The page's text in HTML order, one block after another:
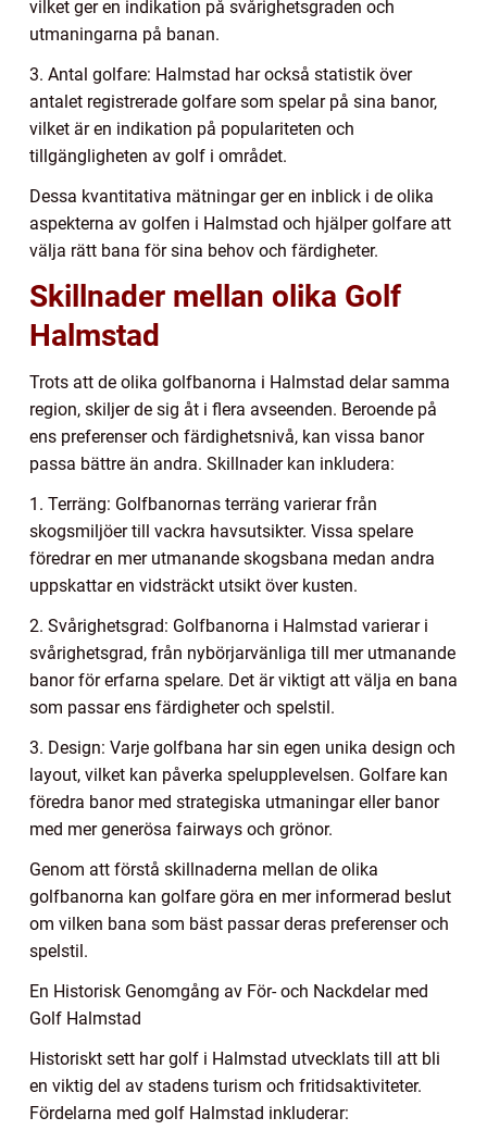
vilket ger en indikation på svårighetsgraden och
utmaningarna på banan.
3. Antal golfare: Halmstad har också statistik över
antalet registrerade golfare som spelar på sina banor,
vilket är en indikation på populariteten och
tillgängligheten av golf i området.
Dessa kvantitativa mätningar ger en inblick i de olika
aspekterna av golfen i Halmstad och hjälper golfare att
välja rätt bana för sina behov och färdigheter.
Skillnader mellan olika Golf
Halmstad
Trots att de olika golfbanorna i Halmstad delar samma
region, skiljer de sig åt i flera avseenden. Beroende på
ens preferenser och färdighetsnivå, kan vissa banor
passa bättre än andra. Skillnader kan inkludera:
1. Terräng: Golfbanornas terräng varierar från
skogsmiljöer till vackra havsutsikter. Vissa spelare
föredrar en mer utmanande skogsbana medan andra
uppskattar en vidsträckt utsikt över kusten.
2. Svårighetsgrad: Golfbanorna i Halmstad varierar i
svårighetsgrad, från nybörjarvänliga till mer utmanande
banor för erfarna spelare. Det är viktigt att välja en bana
som passar ens färdigheter och spelstil.
3. Design: Varje golfbana har sin egen unika design och
layout, vilket kan påverka spelupplevelsen. Golfare kan
föredra banor med strategiska utmaningar eller banor
med mer generösa fairways och grönor.
Genom att förstå skillnaderna mellan de olika
golfbanorna kan golfare göra en mer informerad beslut
om vilken bana som bäst passar deras preferenser och
spelstil.
En Historisk Genomgång av För- och Nackdelar med
Golf Halmstad
Historiskt sett har golf i Halmstad utvecklats till att bli
en viktig del av stadens turism och fritidsaktiviteter.
Fördelarna med golf Halmstad inkluderar: